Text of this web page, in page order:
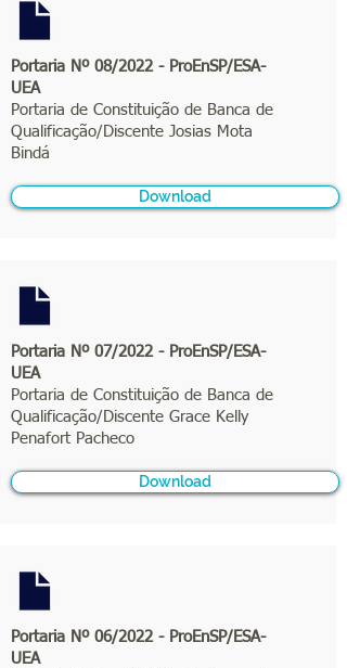
Portaria Nº 08/2022 - ProEnSP/ESA-
UEA
Portaria de Constituição de Banca de
Qualificação/Discente Josias Mota
Bindá
Download
Portaria Nº 07/2022 - ProEnSP/ESA-
UEA
Portaria de Constituição de Banca de
Qualificação/Discente Grace Kelly
Penafort Pacheco
Download
Portaria Nº 06/2022 - ProEnSP/ESA-
UEA